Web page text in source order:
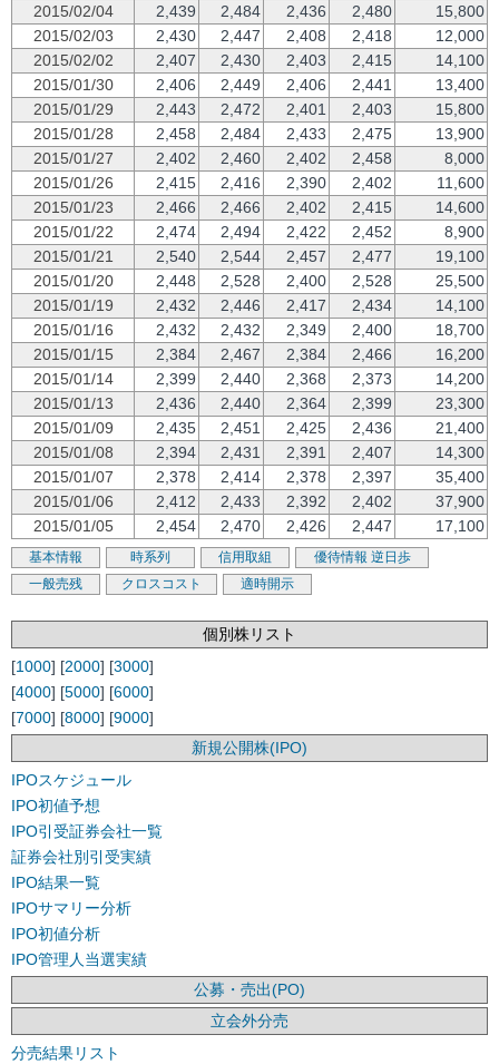
2015/02/04
2,439 2,484 2,436 2,480
15,800
2015/02/03
2,430 2,447 2,408 2,418
12,000
2015/02/02
2,407 2,430 2,403 2,415
14,100
2015/01/30
2,406 2,449 2,406 2,441
13,400
2015/01/29
2,443 2,472 2,401 2,403
15,800
2015/01/28
2,458 2,484 2,433 2,475
13,900
2015/01/27
2,402 2,460 2,402 2,458
8,000
2015/01/26
2,415 2,416 2,390 2,402
11,600
2015/01/23
2,466 2,466 2,402 2,415
14,600
2015/01/22
2,474 2,494 2,422 2,452
8,900
2015/01/21
2,540 2,544 2,457 2,477
19,100
2015/01/20
2,448 2,528 2,400 2,528
25,500
2015/01/19
2,432 2,446 2,417 2,434
14,100
2015/01/16
2,432 2,432 2,349 2,400
18,700
2015/01/15
2,384 2,467 2,384 2,466
16,200
2015/01/14
2,399 2,440 2,368 2,373
14,200
2015/01/13
2,436 2,440 2,364 2,399
23,300
2015/01/09
2,435 2,451 2,425 2,436
21,400
2015/01/08
2,394 2,431 2,391 2,407
14,300
2015/01/07
2,378 2,414 2,378 2,397
35,400
2015/01/06
2,412 2,433 2,392 2,402
37,900
2015/01/05
2,454 2,470 2,426 2,447 17,100
基本情報 時系列 信用取組 優待情報 逆日歩
一般売残
クロスコスト 適時開示
個別株リスト
[1000] [2000] [3000]
[4000] [5000] [6000]
[7000] [8000] [9000]
新規公開株(IPO)
IPOスケジュール
IPO初値予想
IPO引受証券会社一覧
証券会社別引受実績
IPO結果一覧
IPOサマリー分析
IPO初値分析
IPO管理人当選実績
公募・売出(PO)
立会外分売
分売結果リスト